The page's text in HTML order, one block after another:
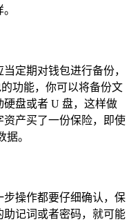
定期对钱包进行备份，
功能，你可以将备份文
盘或者 U 盘，这样做
产买了一份保险，即使
。
操作都要仔细确认，保
记词或者密码，就可能